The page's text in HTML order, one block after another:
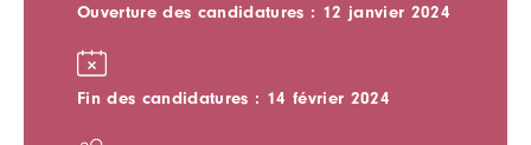
Ouverture des candidatures : 12 janvier 2024
Fin des candidatures : 14 février 2024